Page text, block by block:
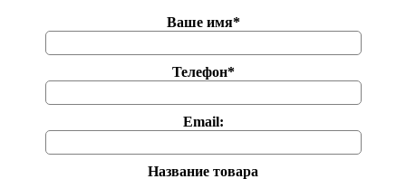
Ваше имя*
Телефон*
Email:
Название товара